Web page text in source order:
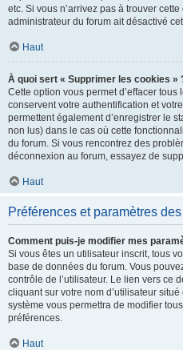
etc. Si vous n’arrivez pas à trouver
administrateur du forum ait désactivé
Haut
À quoi sert « Supprimer les cookies »
Cette option vous permet d’effacer
conservent votre authentification et
permettent également d’enregistrer le
non lus) dans le cas où cette
du forum. Si vous rencontrez des
déconnexion au forum, essayez de
Haut
Préférences et paramètres
Comment puis-je modifier mes
Si vous êtes un utilisateur inscrit, tous
base de données du forum. Vous
contrôle de l’utilisateur. Le lien vers ce
cliquant sur votre nom d’utilisateur
système vous permettra de modifier
préférences.
Haut